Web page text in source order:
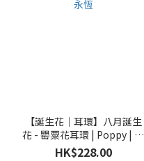
【誕生花｜耳環】八月誕生
花 - 罌粟花耳環 | Poppy | 力
量與永恆
HK$228.00